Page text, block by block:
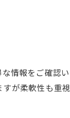
情報をご確認
が柔軟性も重